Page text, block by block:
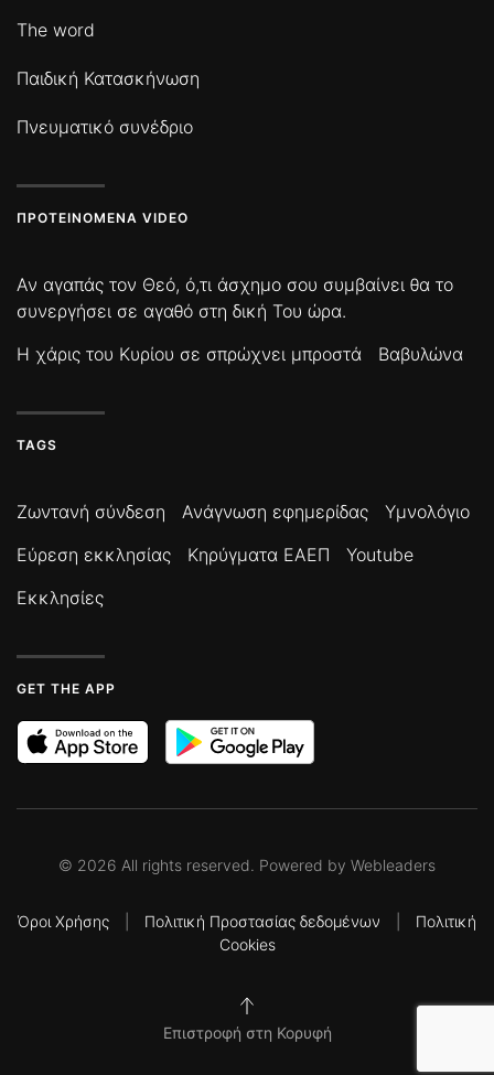
The word
Παιδική Κατασκήνωση
Πνευματικό συνέδριο
ΠΡΟΤΕΙΝΌΜΕΝΑ VIDEO
Αν αγαπάς τον Θεό, ό,τι άσχημο σου συμβαίνει θα το
συνεργήσει σε αγαθό στη δική Του ώρα.
Η χάρις του Κυρίου σε σπρώχνει μπροστά
Βαβυλώνα
TAGS
Ζωντανή σύνδεση Ανάγνωση εφημερίδας
Υμνολόγιο
Εύρεση εκκλησίας
Κηρύγματα ΕΑΕΠ
Youtube
Εκκλησίες
GET THE APP
© 2026 All rights reserved. Powered by Webleaders
Όροι Χρήσης Πολιτική Προστασίας δεδομένων
Πολιτική
Cookies
Επιστροφή στη Κορυφή